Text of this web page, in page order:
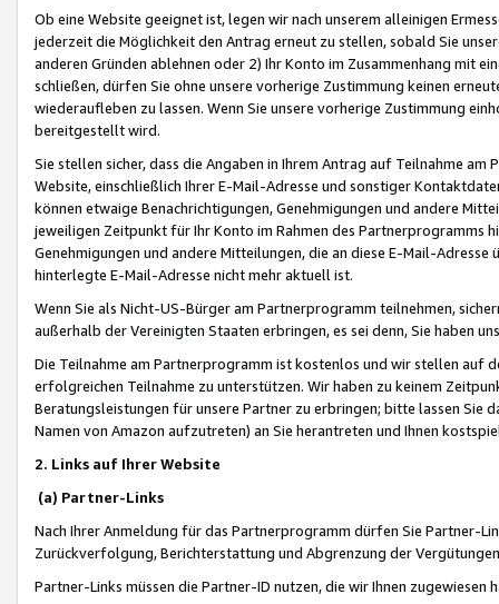
Ob eine Website geeignet ist, legen wir nach unserem alleinigen
jederzeit die Möglichkeit den Antrag erneut zu stellen, sobald Sie
anderen Gründen ablehnen oder 2) Ihr Konto im Zusammenhang mit
schließen, dürfen Sie ohne unsere vorherige Zustimmung keinen
wiederaufleben zu lassen. Wenn Sie unsere vorherige Zustimmung
bereitgestellt wird.
Sie stellen sicher, dass die Angaben in Ihrem Antrag auf Teilnahme
Website, einschließlich Ihrer E-Mail-Adresse und sonstiger
können etwaige Benachrichtigungen, Genehmigungen und andere
jeweiligen Zeitpunkt für Ihr Konto im Rahmen des Partnerprogramms
Genehmigungen und andere Mitteilungen, die an diese E-Mail-
hinterlegte E-Mail-Adresse nicht mehr aktuell ist.
Wenn Sie als Nicht-US-Bürger am Partnerprogramm teilnehmen,
außerhalb der Vereinigten Staaten erbringen, es sei denn, Sie haben
Die Teilnahme am Partnerprogramm ist kostenlos und wir stellen auf
erfolgreichen Teilnahme zu unterstützen. Wir haben zu keinem
Beratungsleistungen für unsere Partner zu erbringen; bitte lassen Sie
Namen von Amazon aufzutreten) an Sie herantreten und Ihnen
2. Links auf Ihrer Website
(a) Partner-Links
Nach Ihrer Anmeldung für das Partnerprogramm dürfen Sie Partner-
Zurückverfolgung, Berichterstattung und Abgrenzung der
Partner-Links müssen die Partner-ID nutzen, die wir Ihnen zugewiesen